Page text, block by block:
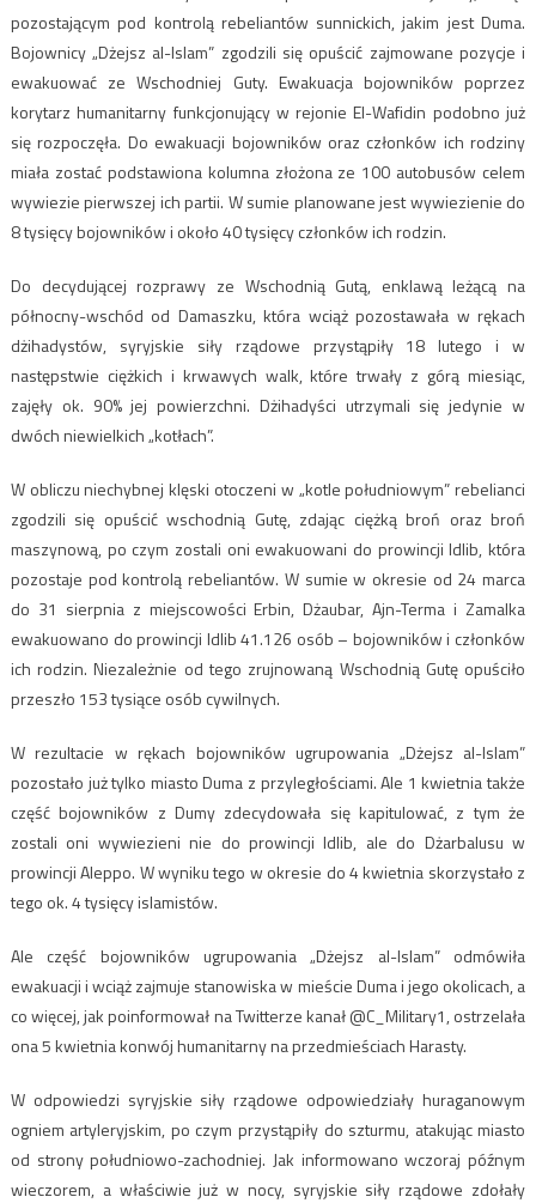
pozostającym pod kontrolą rebeliantów sunnickich, jakim jest Duma.
Bojownicy „Dżejsz al-Islam” zgodzili się opuścić zajmowane pozycje i
ewakuować ze Wschodniej Guty. Ewakuacja bojowników poprzez
korytarz humanitarny funkcjonujący w rejonie El-Wafidin podobno już
się rozpoczęła. Do ewakuacji bojowników oraz członków ich rodziny
miała zostać podstawiona kolumna złożona ze 100 autobusów celem
wywiezie pierwszej ich partii. W sumie planowane jest wywiezienie do
8 tysięcy bojowników i około 40 tysięcy członków ich rodzin.
Do decydującej rozprawy ze Wschodnią Gutą, enklawą leżącą na
północny-wschód od Damaszku, która wciąż pozostawała w rękach
dżihadystów, syryjskie siły rządowe przystąpiły 18 lutego i w
następstwie ciężkich i krwawych walk, które trwały z górą miesiąc,
zajęły ok. 90% jej powierzchni. Dżihadyści utrzymali się jedynie w
dwóch niewielkich „kotłach”.
W obliczu niechybnej klęski otoczeni w „kotle południowym” rebelianci
zgodzili się opuścić wschodnią Gutę, zdając ciężką broń oraz broń
maszynową, po czym zostali oni ewakuowani do prowincji Idlib, która
pozostaje pod kontrolą rebeliantów. W sumie w okresie od 24 marca
do 31 sierpnia z miejscowości Erbin, Dżaubar, Ajn-Terma i Zamalka
ewakuowano do prowincji Idlib 41.126 osób – bojowników i członków
ich rodzin. Niezależnie od tego zrujnowaną Wschodnią Gutę opuściło
przeszło 153 tysiące osób cywilnych.
W rezultacie w rękach bojowników ugrupowania „Dżejsz al-Islam”
pozostało już tylko miasto Duma z przyległościami. Ale 1 kwietnia także
część bojowników z Dumy zdecydowała się kapitulować, z tym że
zostali oni wywiezieni nie do prowincji Idlib, ale do Dżarbalusu w
prowincji Aleppo. W wyniku tego w okresie do 4 kwietnia skorzystało z
tego ok. 4 tysięcy islamistów.
Ale część bojowników ugrupowania „Dżejsz al-Islam” odmówiła
ewakuacji i wciąż zajmuje stanowiska w mieście Duma i jego okolicach, a
co więcej, jak poinformował na Twitterze kanał @C_Military1, ostrzelała
ona 5 kwietnia konwój humanitarny na przedmieściach Harasty.
W odpowiedzi syryjskie siły rządowe odpowiedziały huraganowym
ogniem artyleryjskim, po czym przystąpiły do szturmu, atakując miasto
od strony południowo-zachodniej. Jak informowano wczoraj późnym
wieczorem, a właściwie już w nocy, syryjskie siły rządowe zdołały